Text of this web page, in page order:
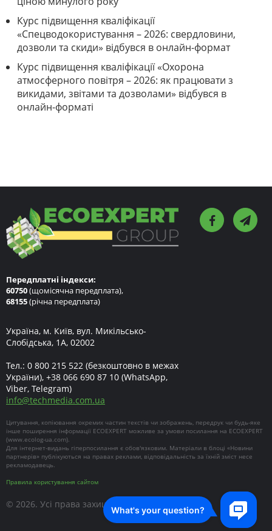
Курс підвищення кваліфікації
«Спецводокористування – 2026: свердловини,
дозволи та скиди» відбувся в онлайн-формат
Курс підвищення кваліфікації «Охорона
атмосферного повітря – 2026: як працювати з
викидами, звітами та дозволами» відбувся в
онлайн-форматі
Передплатні індекси:
60750(щомісячна передплата),
68155(річна передплата)
Україна, м. Київ, вул. Микільсько-
Слобідська, 1А, 02002
Тел.: 0 800 215 522 (безкоштовно в межах
України), +38 066 690 87 10 (WhatsApp,
Viber, Telegram)
info@techmedia.com.ua
Цитування, копіювання окремих частин текстів чи зображень, передрук чи будь-яке
інше поширення інформації ECOEXPERT можливе за умови посилання на ECOEXPERT
(www.ecolog-ua.com).
Для інтернет-видань гіперпосилання є обов'язковим. Матеріали в блоці «Новини
партнерів» публікуються на правах реклами, відповідальність за їхній зміст несе
рекламодавець.
Правила користування сайтом
© 2026. Усі права захищені